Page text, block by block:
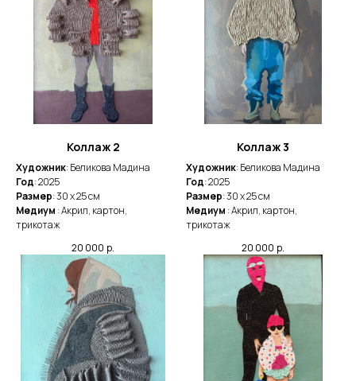
Коллаж 2
Художник: Беликова Мадина
Год: 2025
Размер: 30 х 25 см
Медиум : Акрил, картон,
трикотаж
20 000 р.
Коллаж 3
Художник: Беликова Мадина
Год: 2025
Размер: 30 х 25 см
Медиум : Акрил, картон,
трикотаж
20 000 р.